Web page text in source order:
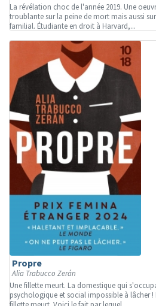
La révélation choc de l'année 2019. Une
troublante sur la peine de mort mais aussi
familial. Étudiante en droit à Harvard,...
Propre
Alia Trabucco Zerán
Une fillette meurt. La domestique qui
psychologique et social impossible à lâcher !